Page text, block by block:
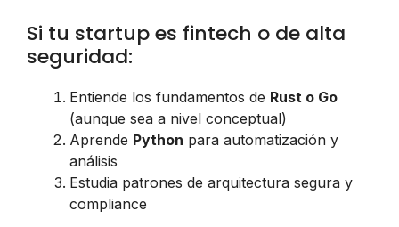
Si tu startup es fintech o de alta
seguridad:
Entiende los fundamentos de Rust o Go
(aunque sea a nivel conceptual)
Aprende Python para automatización y
análisis
Estudia patrones de arquitectura segura y
compliance